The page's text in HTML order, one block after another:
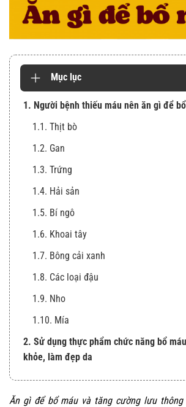
Mục lục
1. Người bệnh thiếu máu nên ăn gì để
1.1. Thịt bò
1.2. Gan
1.3. Trứng
1.4. Hải sản
1.5. Bí ngô
1.6. Khoai tây
1.7. Bông cải xanh
1.8. Các loại đậu
1.9. Nho
1.10. Mía
2. Sử dụng thực phẩm chức năng bổ
khỏe, làm đẹp da
Ăn gì để bổ máu và tăng cường lưu thông